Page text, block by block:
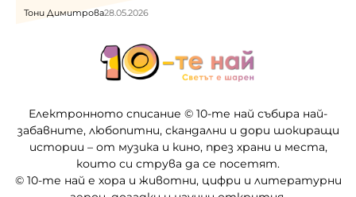
Тони Димитрова28.05.2026
Електронното списание © 10-те най събира най-
забавните, любопитни, скандални и дори шокиращи
истории – от музика и кино, през храни и места,
които си струва да се посетят.
© 10-те най е хора и животни, цифри и литературни